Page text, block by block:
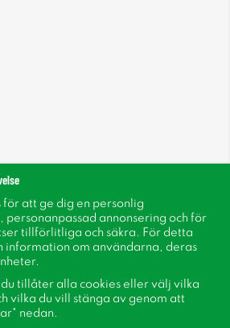
för att ge dig en personlig
personanpassad annonsering och för
tillförlitliga och säkra. För detta
information om användarna, deras
tillåter alla cookies eller välj vilka
vilka du vill stänga av genom att
nedan.